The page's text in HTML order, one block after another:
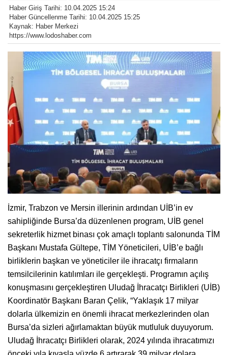
Haber Giriş Tarihi: 10.04.2025 15:24
Haber Güncellenme Tarihi: 10.04.2025 15:25
Kaynak: Haber Merkezi
https://www.lodoshaber.com
İzmir, Trabzon ve Mersin illerinin ardından UİB’in ev
sahipliğinde Bursa’da düzenlenen program, UİB genel
sekreterlik hizmet binası çok amaçlı toplantı salonunda TİM
Başkanı Mustafa Gültepe, TİM Yöneticileri, UİB’e bağlı
birliklerin başkan ve yöneticiler ile ihracatçı firmaların
temsilcilerinin katılımları ile gerçekleşti. Programın açılış
konuşmasını gerçekleştiren Uludağ İhracatçı Birlikleri (UİB)
Koordinatör Başkanı Baran Çelik, “Yaklaşık 17 milyar
dolarla ülkemizin en önemli ihracat merkezlerinden olan
Bursa’da sizleri ağırlamaktan büyük mutluluk duyuyorum.
Uludağ İhracatçı Birlikleri olarak, 2024 yılında ihracatımızı